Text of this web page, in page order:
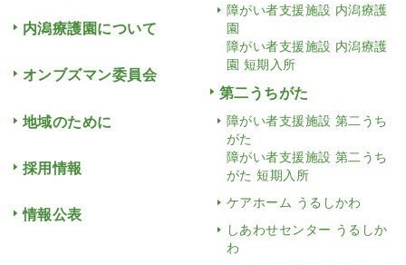
内潟療護園について
オンブズマン委員会
地域のために
採用情報
情報公表
障がい者支援施設 内潟療護
園
障がい者支援施設 内潟療護
園 短期入所
第二うちがた
障がい者支援施設 第二うち
がた
障がい者支援施設 第二うち
がた 短期入所
ケアホーム うるしかわ
しあわせセンター うるしか
わ